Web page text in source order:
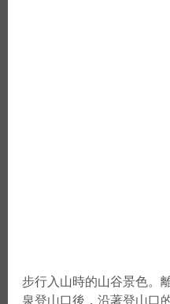
步行入山時的山谷景色。
泉登山口後，沿著登山口